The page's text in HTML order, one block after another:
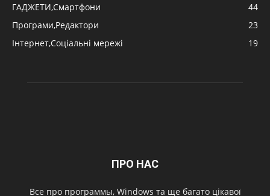
ГАДЖЕТИ,Смартфони
44
Програми,Редактори
23
Інтернет,Соціальні мережі
19
ПРО НАС
Все про программы, Windows та ще багато цікавої